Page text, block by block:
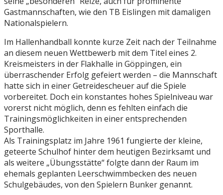
Gastmannschaften, wie den TB Eislingen mit damaligen
Nationalspielern.
Im Hallenhandball konnte kurze Zeit nach der Teilnahme
an diesem neuen Wettbewerb mit dem Titel eines 2.
Kreismeisters in der Flakhalle in Göppingen, ein
überraschender Erfolg gefeiert werden – die Mannschaft
hatte sich in einer Getreidescheuer auf die Spiele
vorbereitet. Doch ein konstantes hohes Spielniveau war
vorerst nicht möglich, denn es fehlten einfach die
Trainingsmöglichkeiten in einer entsprechenden
Sporthalle.
Als Trainingsplatz im Jahre 1961 fungierte der kleine,
geteerte Schulhof hinter dem heutigen Bezirksamt und
als weitere „Übungsstätte“ folgte dann der Raum im
ehemals geplanten Leerschwimmbecken des neuen
Schulgebäudes, von den Spielern Bunker genannt.